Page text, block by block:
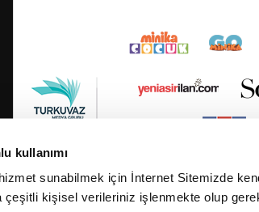
kullanımı
sunabilmek için İnternet Sitemizde
çeşitli kişisel verileriniz işlenmekte olup